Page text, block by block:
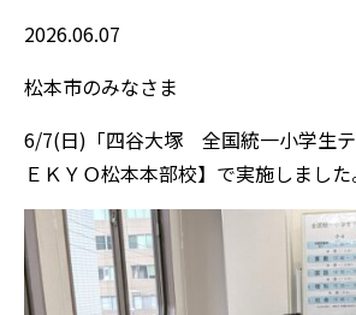
2026.06.07
松本市のみなさま
6/7(日)「四谷大塚 全国統一小学生
ＥＫＹＯ松本本部校】で実施しました